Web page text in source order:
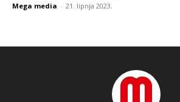
Mega media - 21. lipnja 2023.